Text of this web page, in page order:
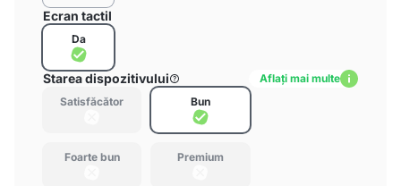
Ecran tactil
Da
Starea dispozitivului
Aflați mai multe
Satisfăcător
Bun
Foarte bun Premium